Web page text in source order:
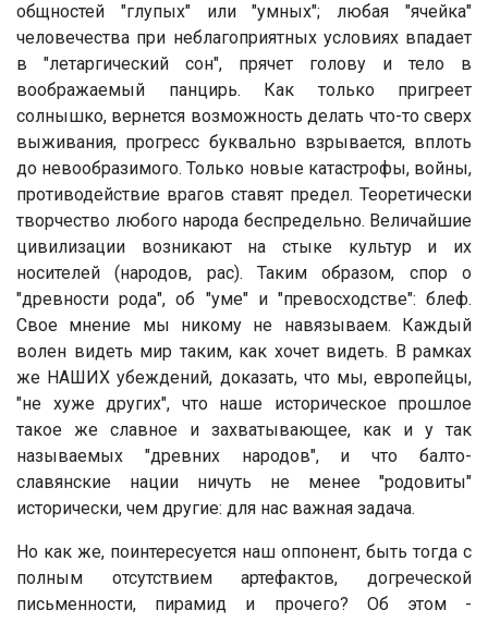
общностей "глупых" или "умных"; любая "ячейка"
человечества при неблагоприятных условиях впадает
в "летаргический сон", прячет голову и тело в
воображаемый панцирь. Как только пригреет
солнышко, вернется возможность делать что-то сверх
выживания, прогресс буквально взрывается, вплоть
до невообразимого. Только новые катастрофы, войны,
противодействие врагов ставят предел. Теоретически
творчество любого народа беспредельно. Величайшие
цивилизации возникают на стыке культур и их
носителей (народов, рас). Таким образом, спор о
"древности рода", об "уме" и "превосходстве": блеф.
Свое мнение мы никому не навязываем. Каждый
волен видеть мир таким, как хочет видеть. В рамках
же НАШИХ убеждений, доказать, что мы, европейцы,
"не хуже других", что наше историческое прошлое
такое же славное и захватывающее, как и у так
называемых "древних народов", и что балто-
славянские нации ничуть не менее "родовиты"
исторически, чем другие: для нас важная задача.
Но как же, поинтересуется наш оппонент, быть тогда с
полным отсутствием артефактов, догреческой
письменности, пирамид и прочего? Об этом -